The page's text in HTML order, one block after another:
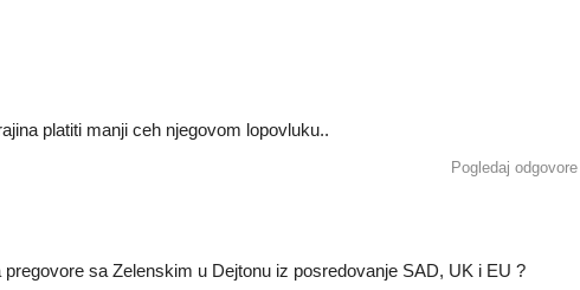
platiti manji ceh njegovom lopovluku..
Pogledaj odgovore
sa Zelenskim u Dejtonu iz posredovanje SAD, UK i EU ?